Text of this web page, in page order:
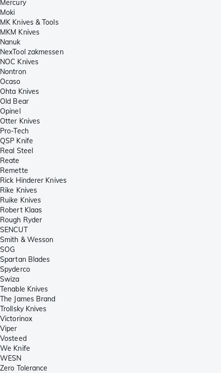
Mercury
Moki
MK Knives & Tools
MKM Knives
Nanuk
NexTool zakmessen
NOC Knives
Nontron
Ocaso
Ohta Knives
Old Bear
Opinel
Otter Knives
Pro-Tech
QSP Knife
Real Steel
Reate
Remette
Rick Hinderer Knives
Rike Knives
Ruike Knives
Robert Klaas
Rough Ryder
SENCUT
Smith & Wesson
SOG
Spartan Blades
Spyderco
Swiza
Tenable Knives
The James Brand
Trollsky Knives
Victorinox
Viper
Vosteed
We Knife
WESN
Zero Tolerance